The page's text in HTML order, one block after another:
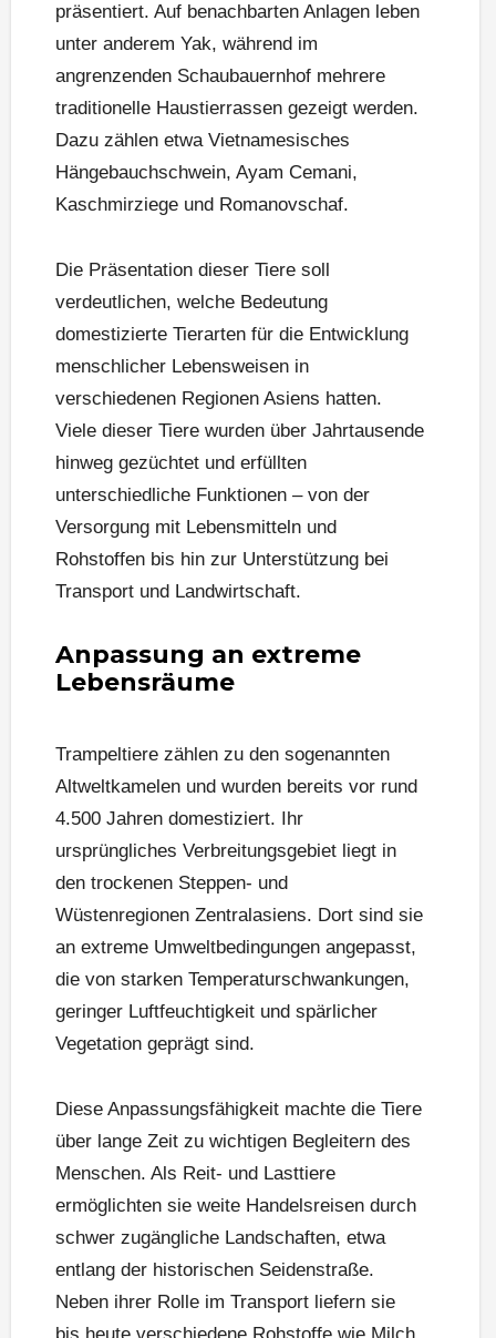
präsentiert. Auf benachbarten Anlagen leben
unter anderem Yak, während im
angrenzenden Schaubauernhof mehrere
traditionelle Haustierrassen gezeigt werden.
Dazu zählen etwa Vietnamesisches
Hängebauchschwein, Ayam Cemani,
Kaschmirziege und Romanovschaf.
Die Präsentation dieser Tiere soll
verdeutlichen, welche Bedeutung
domestizierte Tierarten für die Entwicklung
menschlicher Lebensweisen in
verschiedenen Regionen Asiens hatten.
Viele dieser Tiere wurden über Jahrtausende
hinweg gezüchtet und erfüllten
unterschiedliche Funktionen – von der
Versorgung mit Lebensmitteln und
Rohstoffen bis hin zur Unterstützung bei
Transport und Landwirtschaft.
Anpassung an extreme
Lebensräume
Trampeltiere zählen zu den sogenannten
Altweltkamelen und wurden bereits vor rund
4.500 Jahren domestiziert. Ihr
ursprüngliches Verbreitungsgebiet liegt in
den trockenen Steppen- und
Wüstenregionen Zentralasiens. Dort sind sie
an extreme Umweltbedingungen angepasst,
die von starken Temperaturschwankungen,
geringer Luftfeuchtigkeit und spärlicher
Vegetation geprägt sind.
Diese Anpassungsfähigkeit machte die Tiere
über lange Zeit zu wichtigen Begleitern des
Menschen. Als Reit- und Lasttiere
ermöglichten sie weite Handelsreisen durch
schwer zugängliche Landschaften, etwa
entlang der historischen Seidenstraße.
Neben ihrer Rolle im Transport liefern sie
bis heute verschiedene Rohstoffe wie Milch,